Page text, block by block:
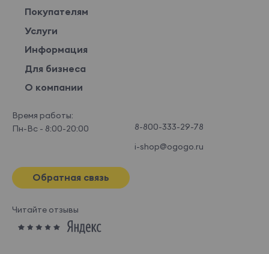
Покупателям
Услуги
Информация
Для бизнеса
О компании
Время работы:
Пн-Вс - 8:00-20:00
8-800-333-29-78
i-shop@ogogo.ru
Обратная связь
Читайте отзывы